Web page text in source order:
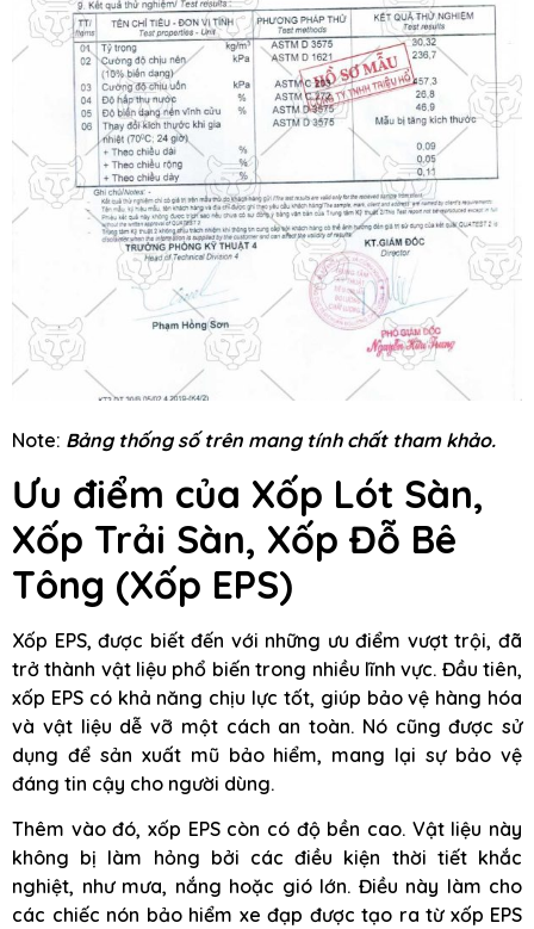
Note: Bảng thống số trên mang tính chất tham khảo.
Ưu điểm của Xốp Lót Sàn,
Xốp Trải Sàn, Xốp Đỗ Bê
Tông (Xốp EPS)
Xốp EPS, được biết đến với những ưu điểm vượt trội, đã
trở thành vật liệu phổ biến trong nhiều lĩnh vực. Đầu tiên,
xốp EPS có khả năng chịu lực tốt, giúp bảo vệ hàng hóa
và vật liệu dễ vỡ một cách an toàn. Nó cũng được sử
dụng để sản xuất mũ bảo hiểm, mang lại sự bảo vệ
đáng tin cậy cho người dùng.
Thêm vào đó, xốp EPS còn có độ bền cao. Vật liệu này
không bị làm hỏng bởi các điều kiện thời tiết khắc
nghiệt, như mưa, nắng hoặc gió lớn. Điều này làm cho
các chiếc nón bảo hiểm xe đạp được tạo ra từ xốp EPS